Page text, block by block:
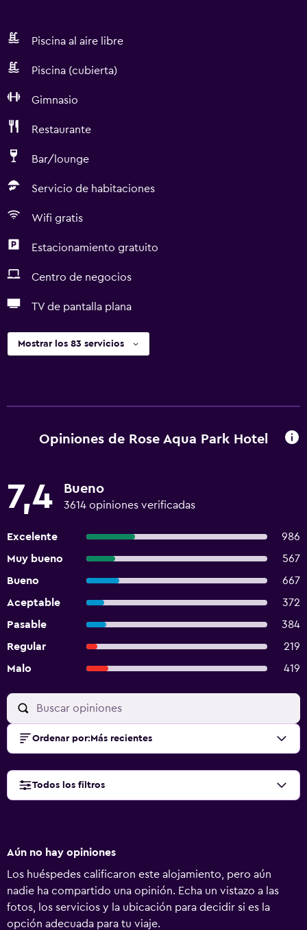
Piscina al aire libre
Piscina (cubierta)
Gimnasio
Restaurante
Bar/lounge
Servicio de habitaciones
Wifi gratis
Estacionamiento gratuito
Centro de negocios
TV de pantalla plana
Mostrar los 83 servicios
Opiniones de Rose Aqua Park Hotel
7,4 Bueno
3614 opiniones verificadas
Excelente
986
Muy bueno
567
Bueno
667
Aceptable
372
Pasable
384
Regular
219
Malo
419
Ordenar por: Más recientes
Todos los filtros
Aún no hay opiniones
Los huéspedes calificaron este alojamiento, pero aún
nadie ha compartido una opinión. Echa un vistazo a las
fotos, los servicios y la ubicación para decidir si es la
opción adecuada para tu viaje.